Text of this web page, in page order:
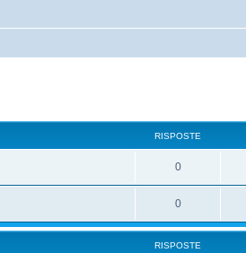
RISPOSTE
0
0
RISPOSTE